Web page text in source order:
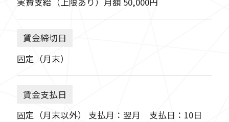
賃金締切日
固定（月末）
賃金支払日
固定（月末以外） 支払月：翌月 支払日：10日